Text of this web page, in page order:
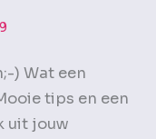
) Wat een
tips en een
uit jouw